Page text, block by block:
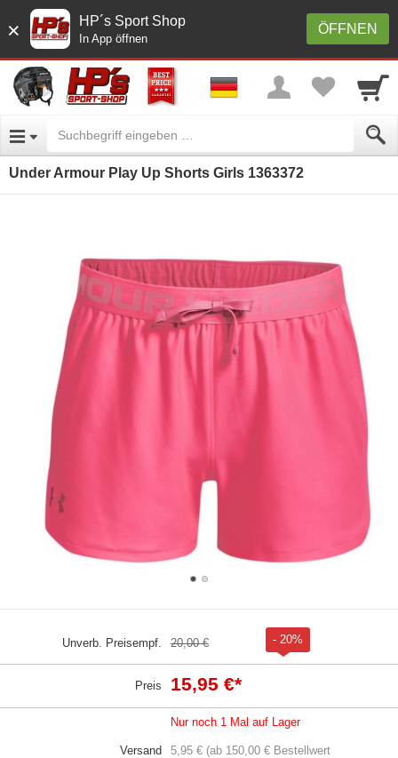
× ÖFFNEN
HP´s Sport Shop
In App öffnen
Under Armour Play Up Shorts Girls 1363372
Unverb. Preisempf. 20,00 € - 20%
Preis 15,95 €*
Nur noch 1 Mal auf Lager
Versand
5,95 € (ab 150,00 € Bestellwert